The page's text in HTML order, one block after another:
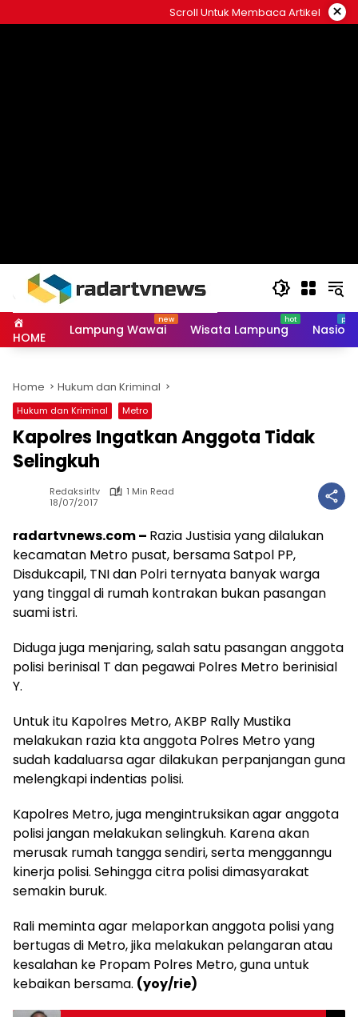
to
Scroll Untuk Membaca Artikel ×
HOME Lampung Wawai Wisata Lampung
Home Hukum dan Kriminal
Hukum dan Kriminal Metro
Kapolres Ingatkan Anggota Tidak
Selingkuh
Redaksirltv
1 Min Read
18/07/2017
radartvnews.com – Razia Justisia yang dilalukan
kecamatan Metro pusat, bersama Satpol PP,
Disdukcapil, TNI dan Polri ternyata banyak warga
yang tinggal di rumah kontrakan bukan pasangan
suami istri.
Diduga juga menjaring, salah satu pasangan anggota
polisi berinisal T dan pegawai Polres Metro berinisial
Y.
Untuk itu Kapolres Metro, AKBP Rally Mustika
melakukan razia kta anggota Polres Metro yang
sudah kadaluarsa agar dilakukan perpanjangan guna
melengkapi indentias polisi.
Kapolres Metro, juga mengintruksikan agar anggota
polisi jangan melakukan selingkuh. Karena akan
merusak rumah tangga sendiri, serta mengganngu
kinerja polisi. Sehingga citra polisi dimasyarakat
semakin buruk.
Rali meminta agar melaporkan anggota polisi yang
bertugas di Metro, jika melakukan pelangaran atau
kesalahan ke Propam Polres Metro, guna untuk
kebaikan bersama. (yoy/rie)